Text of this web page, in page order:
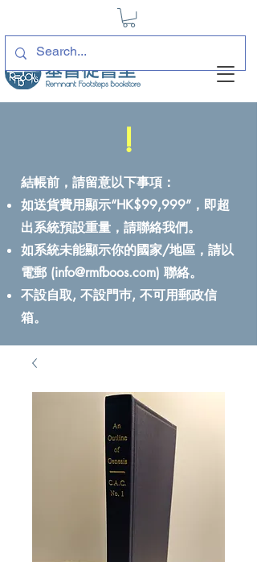
!
結帳前，請留意以下事項：
如送貨費用顯示“HK$99,999”，即超
出系統預設重量，請聯絡我們。
如系統未能顯示你的國家/地區，請以
電郵 (info@rmfboos.com) 聯絡。
不設自取, 不設門巿, 不可用郵政信
箱。